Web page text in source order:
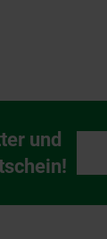
und